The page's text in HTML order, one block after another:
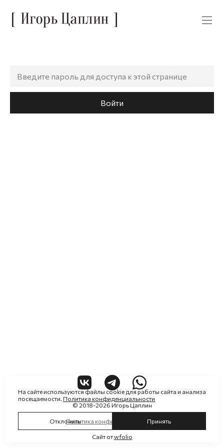
Войти
© 2018-2026 Игорь Цаплин
Политика конфиденциальности
Сайт отwfolio
На сайте используются файлы cookie для работы сайта и анализа
посещаемости. Политика конфиденциальности
Отклонить Принять